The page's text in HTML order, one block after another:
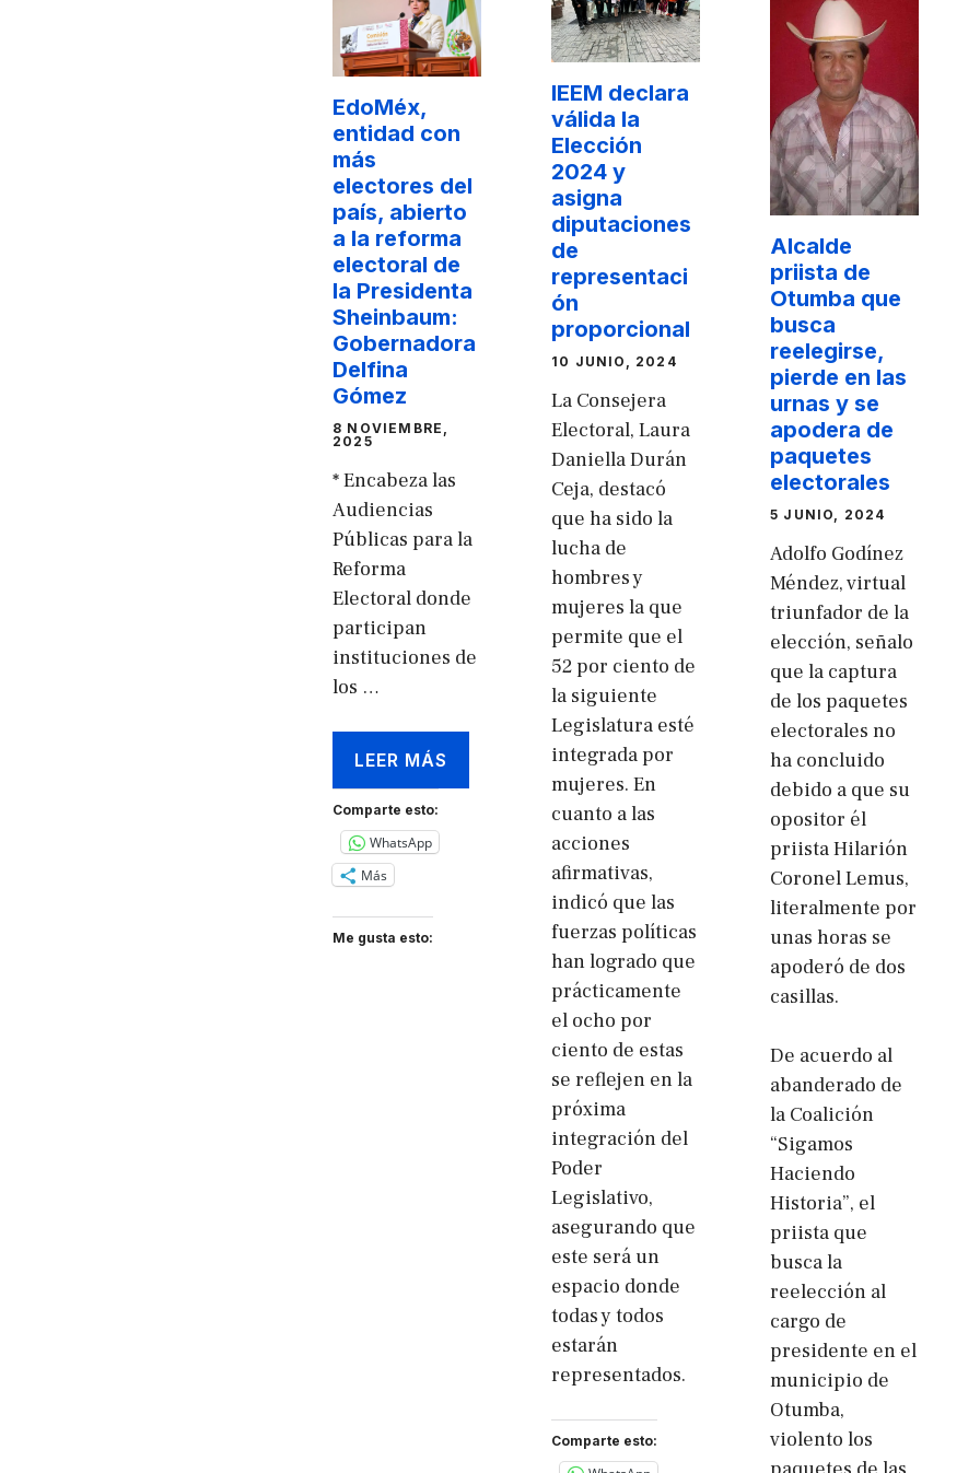
EdoMéx,
entidad con
más
electores del
país, abierto
a la reforma
electoral de
la Presidenta
Sheinbaum:
Gobernadora
Delfina
Gómez
8 NOVIEMBRE,
2025
* Encabeza las
Audiencias
Públicas para la
Reforma
Electoral donde
participan
instituciones de
los …
LEER MÁS
Comparte esto:
WhatsApp
Más
Me gusta esto:
IEEM declara
válida la
Elección
2024 y
asigna
diputaciones
de
representaci
ón
proporcional
10 JUNIO, 2024
La Consejera
Electoral, Laura
Daniella Durán
Ceja, destacó
que ha sido la
lucha de
hombres y
mujeres la que
permite que el
52 por ciento de
la siguiente
Legislatura esté
integrada por
mujeres. En
cuanto a las
acciones
afirmativas,
indicó que las
fuerzas políticas
han logrado que
prácticamente
el ocho por
ciento de estas
se reflejen en la
próxima
integración del
Poder
Legislativo,
asegurando que
este será un
espacio donde
todas y todos
estarán
representados.
Comparte esto:
Alcalde
priista de
Otumba que
busca
reelegirse,
pierde en las
urnas y se
apodera de
paquetes
electorales
5 JUNIO, 2024
Adolfo Godínez
Méndez, virtual
triunfador de la
elección, señalo
que la captura
de los paquetes
electorales no
ha concluido
debido a que su
opositor él
priista Hilarión
Coronel Lemus,
literalmente por
unas horas se
apoderó de dos
casillas.
De acuerdo al
abanderado de
la Coalición
“Sigamos
Haciendo
Historia”, el
priista que
busca la
reelección al
cargo de
presidente en el
municipio de
Otumba,
violento los